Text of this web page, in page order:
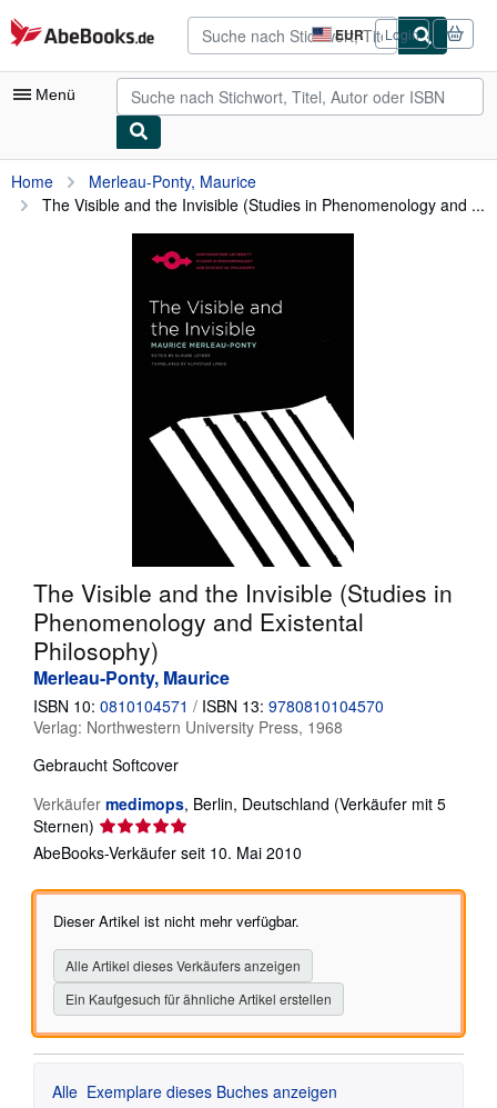
Zum Hauptinhalt
AbeBooks.de EUR
Seite
der
Einkaufseinstellungen.
Login
Menü
Nutzerkonto
Meine Bestellungen
Antiquarische Bücher
Kunst & Sammlerstücke
SCHLIESSEN
Home
Merleau-Ponty, Maurice
The Visible and the Invisible (Studies in Phenomenology and ...
The Visible and the Invisible (Studies in
Phenomenology and Existental
Philosophy)
Merleau-Ponty, Maurice
ISBN 10: 0810104571 / ISBN 13: 9780810104570
Verlag: Northwestern University Press, 1968
Gebraucht Softcover
Verkäufer medimops, Berlin, Deutschland (Verkäufer mit 5
Sternen) Verkäuferbewertung
5
5
Sternen
AbeBooks-Verkäufer seit 10. Mai 2010
Dieser Artikel ist nicht mehr verfügbar.
Alle Artikel dieses Verkäufers anzeigen
Ein Kaufgesuch für ähnliche Artikel erstellen
Alle Exemplare dieses Buches anzeigen